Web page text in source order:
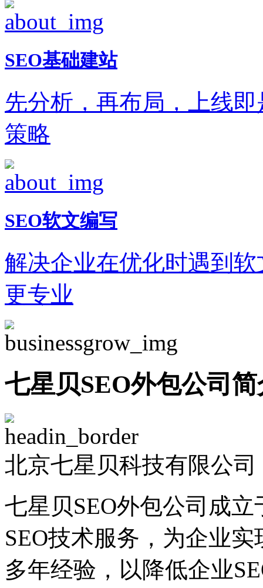
SEO基础建站
先分析，再布局，上线
策略
SEO软文编写
解决企业在优化时遇到
更专业
七星贝SEO外包公司简
北京七星贝科技有限公
七星贝SEO外包公司成
SEO技术服务，为企业
多年经验，以降低企业